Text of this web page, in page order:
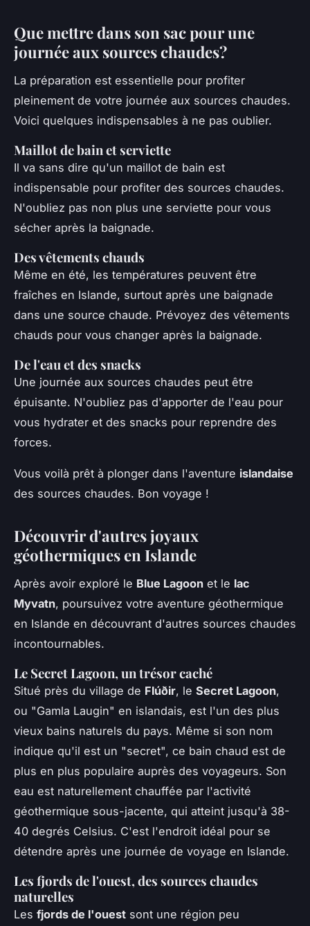
Que mettre dans son sac pour une
journée aux sources chaudes?
La préparation est essentielle pour profiter
pleinement de votre journée aux sources chaudes.
Voici quelques indispensables à ne pas oublier.
Maillot de bain et serviette
Il va sans dire qu'un maillot de bain est
indispensable pour profiter des sources chaudes.
N'oubliez pas non plus une serviette pour vous
sécher après la baignade.
Des vêtements chauds
Même en été, les températures peuvent être
fraîches en Islande, surtout après une baignade
dans une source chaude. Prévoyez des vêtements
chauds pour vous changer après la baignade.
De l'eau et des snacks
Une journée aux sources chaudes peut être
épuisante. N'oubliez pas d'apporter de l'eau pour
vous hydrater et des snacks pour reprendre des
forces.
Vous voilà prêt à plonger dans l'aventure islandaise
des sources chaudes. Bon voyage !
Découvrir d'autres joyaux
géothermiques en Islande
Après avoir exploré le Blue Lagoon et le lac
Myvatn, poursuivez votre aventure géothermique
en Islande en découvrant d'autres sources chaudes
incontournables.
Le Secret Lagoon, un trésor caché
Situé près du village de Flúðir, le Secret Lagoon,
ou "Gamla Laugin" en islandais, est l'un des plus
vieux bains naturels du pays. Même si son nom
indique qu'il est un "secret", ce bain chaud est de
plus en plus populaire auprès des voyageurs. Son
eau est naturellement chauffée par l'activité
géothermique sous-jacente, qui atteint jusqu'à 38-
40 degrés Celsius. C'est l'endroit idéal pour se
détendre après une journée de voyage en Islande.
Les fjords de l'ouest, des sources chaudes
naturelles
Les fjords de l'ouest sont une région peu